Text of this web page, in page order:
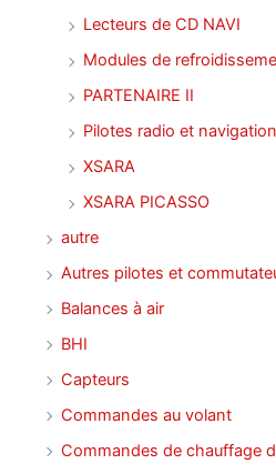
Lecteurs de CD NAVI
Modules de
PARTENAIRE II
Pilotes radio et navigation
XSARA
XSARA PICASSO
autre
Autres pilotes et
Balances à air
BHI
Capteurs
Commandes au volant
Commandes de chauffage